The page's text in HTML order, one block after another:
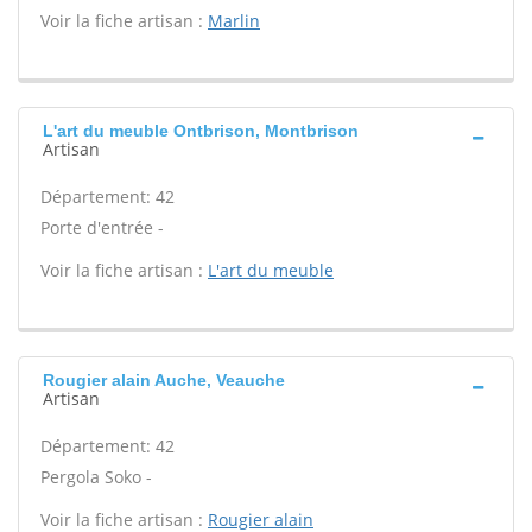
Voir la fiche artisan : Marlin
L'art du meuble Ontbrison, Montbrison
Artisan
Département: 42
Porte d'entrée -
Voir la fiche artisan : L'art du meuble
Rougier alain Auche, Veauche
Artisan
Département: 42
Pergola Soko -
Voir la fiche artisan : Rougier alain